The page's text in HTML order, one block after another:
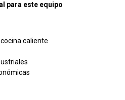
para este equipo
caliente